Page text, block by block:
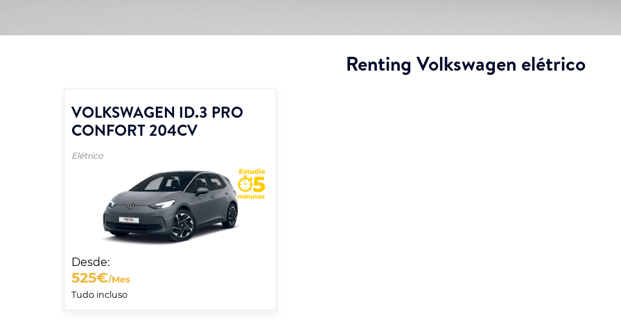
Renting Volkswagen elétrico
VOLKSWAGEN ID.3 PRO
CONFORT 204CV
Elétrico
Desde:
525€/Mes
Tudo incluso